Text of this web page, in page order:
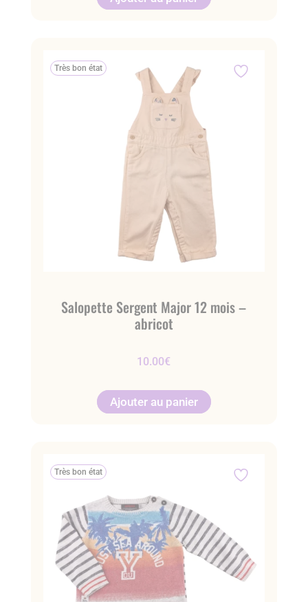
Très bon état
Salopette Sergent Major 12 mois –
abricot
10.00€
Ajouter au panier
Très bon état